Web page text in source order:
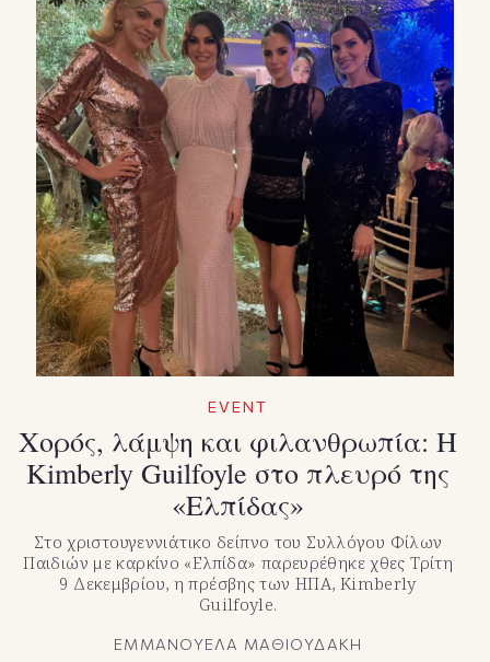
EVENT
Χορός, λάμψη και φιλανθρωπία: Η
Κimberly Guilfoyle στο πλευρό της
«Ελπίδας»
Στο χριστουγεννιάτικο δείπνο του Συλλόγου Φίλων
Παιδιών με καρκίνο «Ελπίδα» παρευρέθηκε χθες Τρίτη
9 Δεκεμβρίου, η πρέσβης των ΗΠΑ, Kimberly
Guilfoyle.
ΕΜΜΑΝΟΥΕΛΑ ΜΑΘΙΟΥΔΑΚΗ